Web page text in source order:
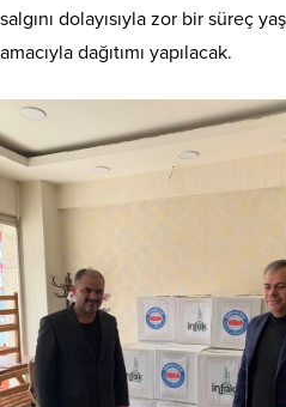
salgını dolayısıyla zor bir süreç
amacıyla dağıtımı yapılacak.